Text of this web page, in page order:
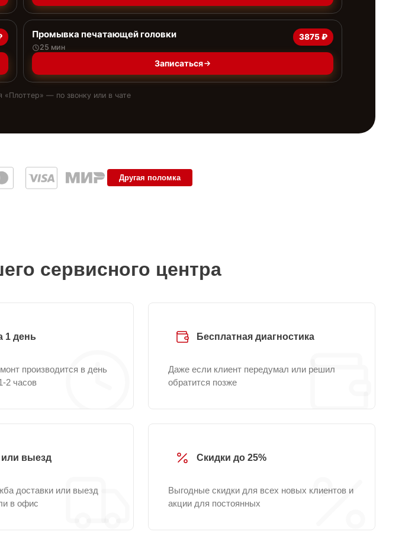
Промывка печатающей головки
25 мин
3875 ₽
Записаться
«Плоттер» — по звонку или в чате
Другая поломка
сервисного центра
1 день
производится в день
2 часов
Бесплатная диагностика
Даже если клиент передумал или решил
обратится позже
или выезд
доставки или выезд
в офис
Скидки до 25%
Выгодные скидки для всех новых клиентов и
акции для постоянных